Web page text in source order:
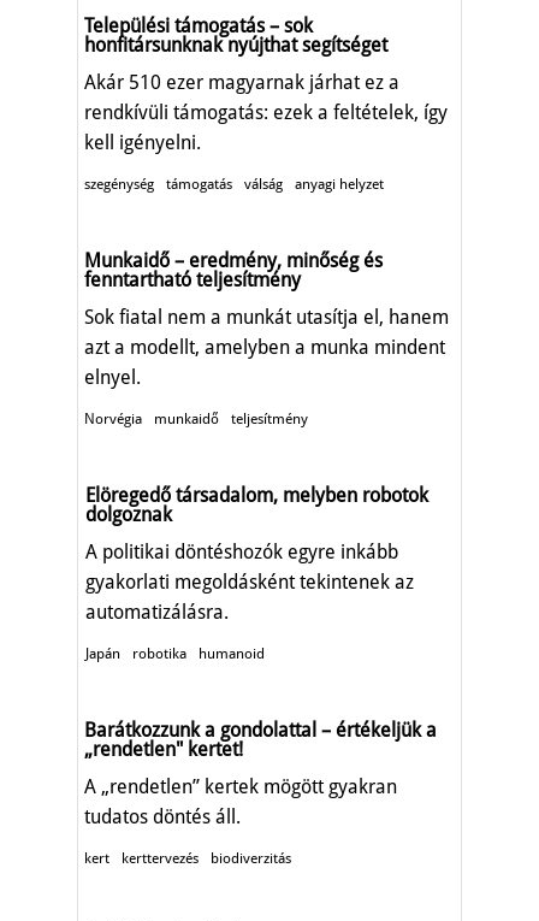
Települési támogatás – sok
honfitársunknak nyújthat segítséget
Akár 510 ezer magyarnak járhat ez a
rendkívüli támogatás: ezek a feltételek, így
kell igényelni.
szegénység támogatás válság anyagi helyzet
Munkaidő – eredmény, minőség és
fenntartható teljesítmény
Sok fiatal nem a munkát utasítja el, hanem
azt a modellt, amelyben a munka mindent
elnyel.
Norvégia munkaidő teljesítmény
Elöregedő társadalom, melyben robotok
dolgoznak
A politikai döntéshozók egyre inkább
gyakorlati megoldásként tekintenek az
automatizálásra.
Japán robotika humanoid
Barátkozzunk a gondolattal – értékeljük a
„rendetlen" kertet!
A „rendetlen” kertek mögött gyakran
tudatos döntés áll.
kert kerttervezés biodiverzitás